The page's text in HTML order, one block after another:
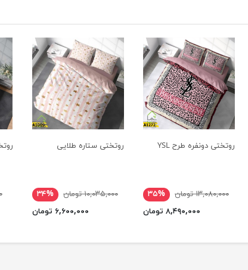
روتختی دونفره طرح YSL
۱۳,۰۸۰,۰۰۰ تومان
۳۵%
۸,۴۹۰,۰۰۰ تومان
روتختی ستاره طلایی
۱۰,۰۳۵,۰۰۰ تومان
۳۴%
۶,۶۰۰,۰۰۰ تومان